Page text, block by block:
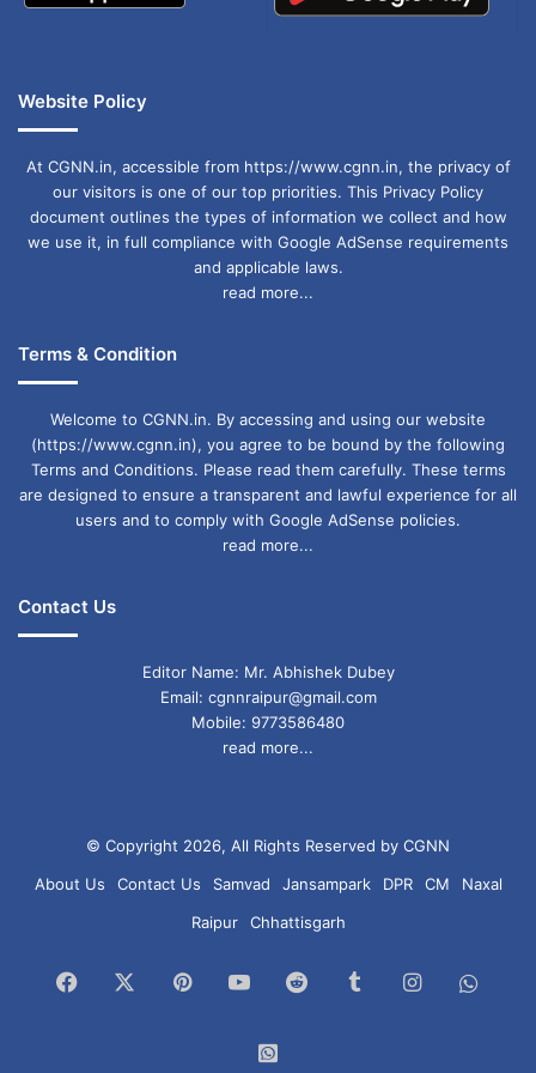
करियर:
मजबूत होंगे।
स्वास्थ्य:सेहत में उतार-चढ़ाव संभव है, सावधानी
बरतें।
घर में मनमुटाव बढ़ सकता है, संवाद
बनाए रखें।
विशेष सलाह:
साझा न करें।
सिंह राशि (Leo)
सामान्य लाभ के योग हैं।
करियर:
पारिवारिक जीवन: परिवार में सामंजस्य बनाए रखें।
जल्दबाजी में कोई निर्णय न लें।
कार्यक्षेत्र में जिम्मेदारी बढ़ सकती है।
निर्णय लेना पड़ सकता है।
Website Policy
At CGNN.in, accessible from https://www.cgnn.in, the privacy of
our visitors is one of our top priorities. This Privacy Policy
document outlines the types of information we collect and how
we use it, in full compliance with Google AdSense requirements
and applicable laws.
read more...
Terms & Condition
Welcome to CGNN.in. By accessing and using our website
(https://www.cgnn.in), you agree to be bound by the following
Terms and Conditions. Please read them carefully. These terms
are designed to ensure a transparent and lawful experience for all
users and to comply with Google AdSense policies.
read more...
Contact Us
Editor Name: Mr. Abhishek Dubey
Email: cgnnraipur@gmail.com
Mobile: 9773586480
read more...
© Copyright 2026, All Rights Reserved by CGNN
About Us
Contact Us Samvad Jansampark DPR CM
Naxal
Raipur
Chhattisgarh
Facebook PinterestYouTubeReddit TumblrInstagram